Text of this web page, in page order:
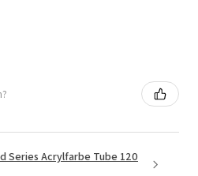
Series Acrylfarbe Tube 120